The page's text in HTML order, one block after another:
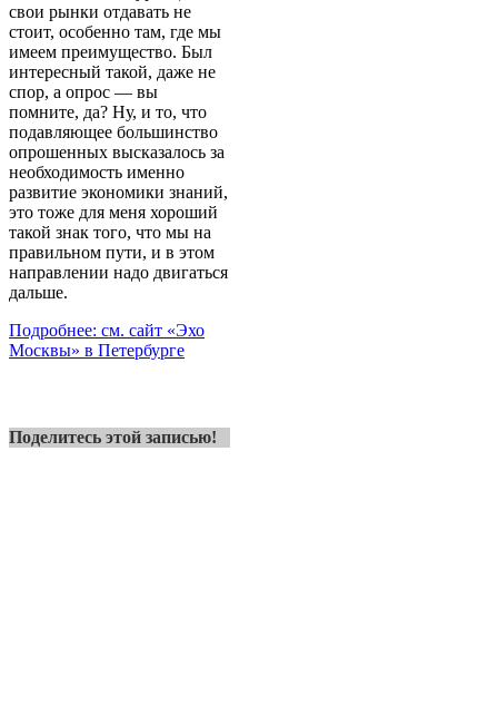
свои рынки отдавать не
стоит, особенно там, где мы
имеем преимущество. Был
интересный такой, даже не
спор, а опрос — вы
помните, да? Ну, и то, что
подавляющее большинство
опрошенных высказалось за
необходимость именно
развитие экономики знаний,
это тоже для меня хороший
такой знак того, что мы на
правильном пути, и в этом
направлении надо двигаться
дальше.
Подробнее: см. сайт «Эхо
Москвы» в Петербурге
Поделитесь этой записью!